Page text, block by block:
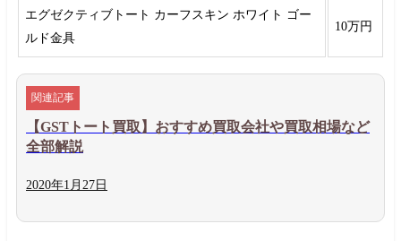
エグゼクティブトート カーフスキン ホワイト ゴー
ルド金具
10万円
【GSTトート買取】おすすめ買取会社や買取相場など
全部解説
2020年1月 27日